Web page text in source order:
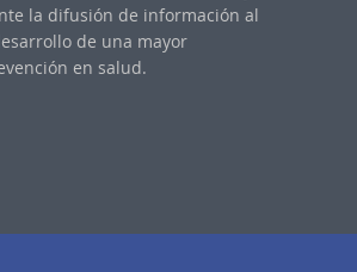
la difusión de información al
de una mayor
en salud.